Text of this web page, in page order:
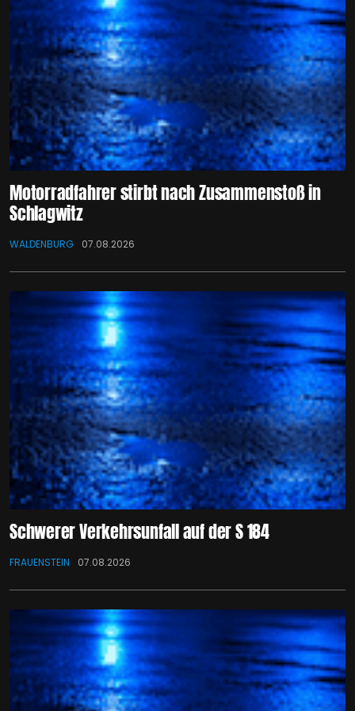
Motorradfahrer stirbt nach Zusammenstoß in
Schlagwitz
WALDENBURG 07.08.2026
Schwerer Verkehrsunfall auf der S 184
FRAUENSTEIN 07.08.2026